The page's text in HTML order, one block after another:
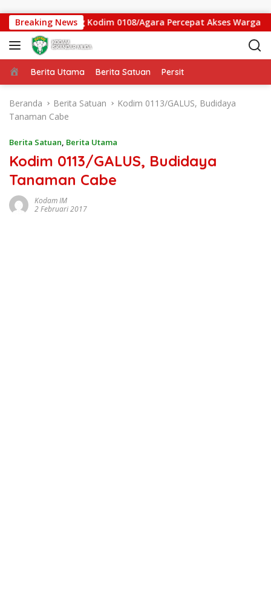
Breaking News
Gantung Kodim 0108/Agara Percepat Akses Warga Ds.
Beranda
Berita Utama Berita Satuan Persit
Beranda Berita Satuan
Kodim 0113/GALUS, Budidaya
Tanaman Cabe
Berita Satuan, Berita Utama
Kodim 0113/GALUS, Budidaya
Tanaman Cabe
Kodam IM
2 Februari 2017